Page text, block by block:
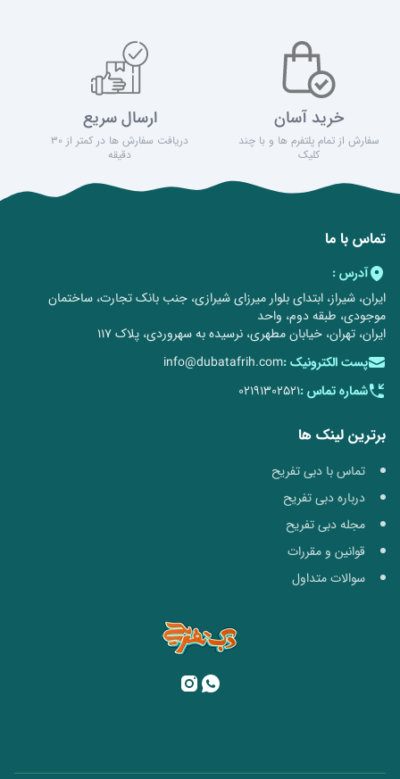
خرید آسان
سفارش از تمام پلتفرم ها و با چند
کلیک
ارسال سریع
دریافت سفارش ها در کمتر از 30
دقیقه
تماس با ما
آدرس :
ایران، شیراز، ابتدای بلوار میرزای شیرازی، جنب بانک تجارت، ساختمان
موجودی، طبقه دوم، واحد
ایران، تهران، خیابان مطهری، نرسیده به سهروردی، پلاک 117
پست الکترونیک :info@dubatafrih.com
شماره تماس :02191302521
برترین لینک ها
تماس با دبی تفریح
درباره دبی تفریح
مجله دبی تفریح
قوانین و مقررات
سوالات متداول